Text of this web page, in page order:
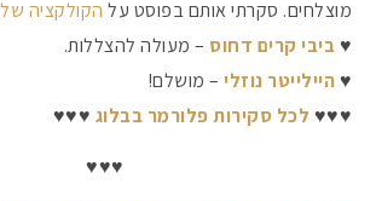
מוצלחים. סקרתי אותם בפוסט על הקולקציה
♥ ביבי קרים דחוס – מעולה להצללות.
♥ היילייטר נוזלי – מושלם!
♥♥♥ לכל סקירות פלורמר בבלוג ♥♥♥
♥♥♥